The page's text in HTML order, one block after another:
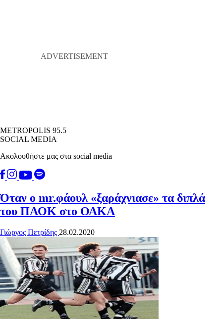
METROPOLIS 95.5
SOCIAL MEDIA
Ακολουθήστε μας στα social media
Όταν ο mr.φάουλ «ξαράχνιασε» τα διπλά
του ΠΑΟΚ στο ΟΑΚΑ
Γιώργος Πετρίδης 28.02.2020